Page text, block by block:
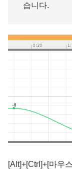
습니다.
[Alt]+[Ctrl]+[마우